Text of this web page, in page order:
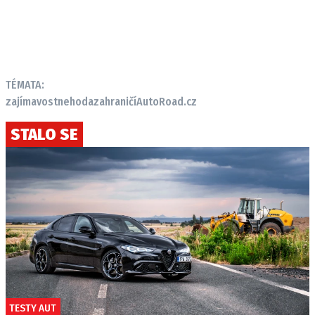
TÉMATA:
zajímavostnehodazahraničíAutoRoad.cz
STALO SE
TESTY AUT